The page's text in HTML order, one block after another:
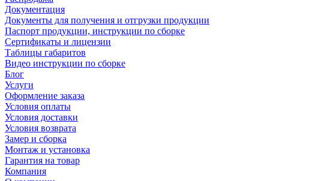
Документация
Документы для получения и отгрузки продукции
Паспорт продукции, инструкции по сборке
Сертификаты и лицензии
Таблицы габаритов
Видео инструкции по сборке
Блог
Услуги
Оформление заказа
Условия оплаты
Условия доставки
Условия возврата
Замер и сборка
Монтаж и установка
Гарантия на товар
Компания